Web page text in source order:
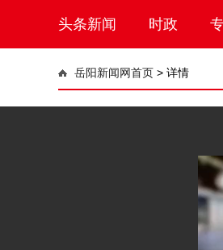
头条新闻 时政
岳阳新闻网首页 > 详情